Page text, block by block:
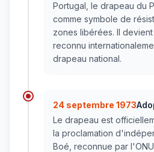
Portugal, le drapeau du
comme symbole de
zones libérées. Il
reconnu
drapeau national.
24 septembre 1973
Le drapeau est
la proclamation
Boé, reconnue par